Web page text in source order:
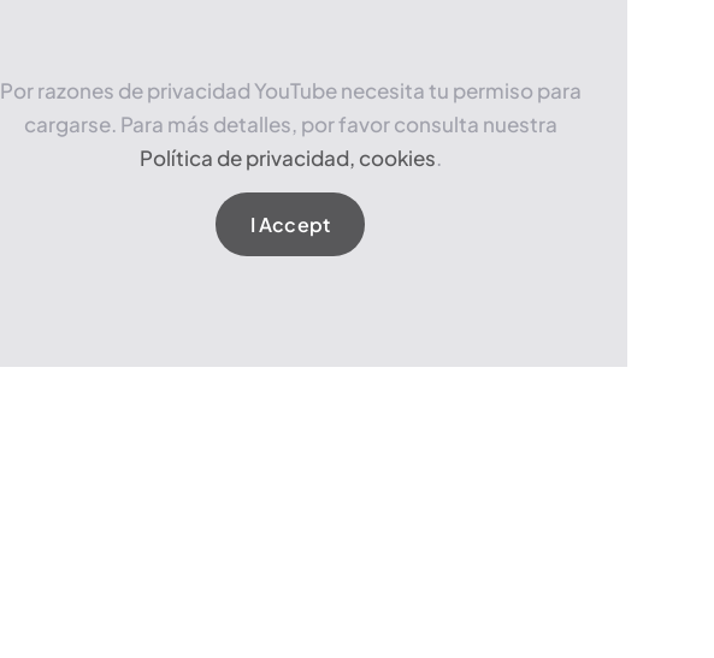
Por razones de privacidad YouTube necesita tu permiso para
cargarse. Para más detalles, por favor consulta nuestra
Política de privacidad, cookies.
I Accept